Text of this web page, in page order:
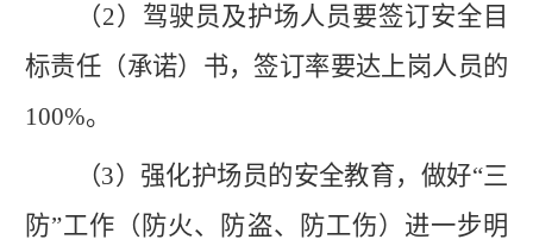
（2）驾驶员及护场人员要签订安全目
标责任（承诺）书，签订率要达上岗人员的
100%。
（3）强化护场员的安全教育，做好“三
防”工作（防火、防盗、防工伤）进一步明